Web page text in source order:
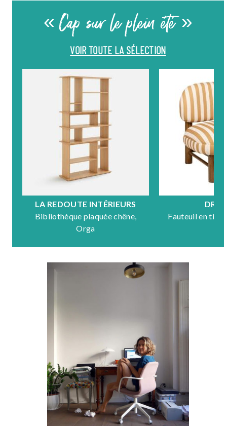
« Cap sur le plein été »
VOIR TOUTE LA SÉLECTION
LA REDOUTE INTÉRIEURS
Bibliothèque plaquée chêne,
Orga
Fauteuil en